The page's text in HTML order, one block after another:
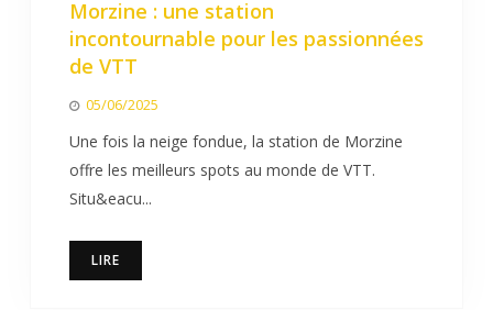
Morzine : une station
incontournable pour les passionnées
de VTT
05/06/2025
Une fois la neige fondue, la station de Morzine
offre les meilleurs spots au monde de VTT.
Situ&eacu...
LIRE